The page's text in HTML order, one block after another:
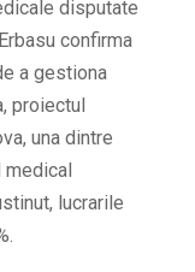
disputate
confirma
a gestiona
proiectul
una dintre
lucrarile